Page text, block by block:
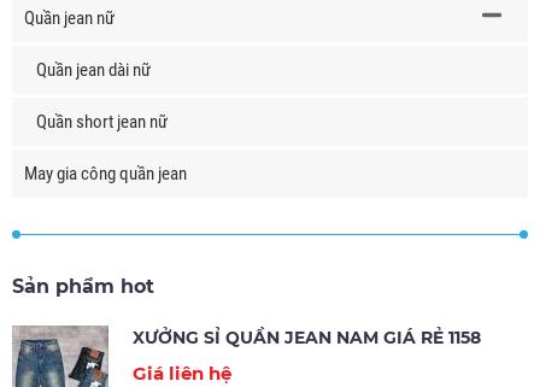
Quần jean nữ
Quần jean dài nữ
Quần short jean nữ
May gia công quần jean
Sản phẩm hot
XƯỞNG SỈ QUẦN JEAN NAM GIÁ RẺ 1158
Giá liên hệ